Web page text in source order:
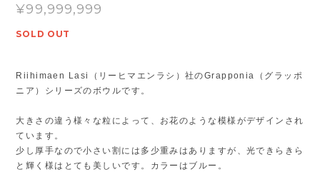
¥99,999,999
SOLD OUT
Riihimaen Lasi（リーヒマエンラシ）社のGrapponia（グラッポ
ニア）シリーズのボウルです。
大きさの違う様々な粒によって、お花のような模様がデザインされ
ています。
少し厚手なので小さい割には多少重みはありますが、光できらきら
と輝く様はとても美しいです。カラーはブルー。